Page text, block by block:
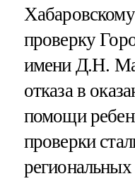
проверку
имени Д.Н.
отказа в
помощи
проверки